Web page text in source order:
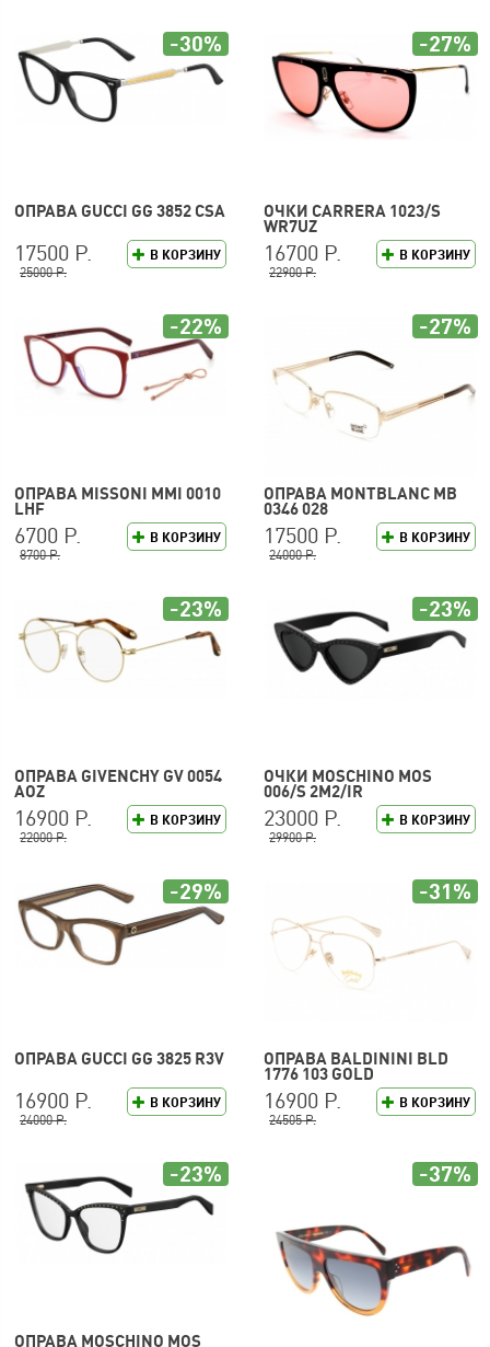
ОПРАВА GUCCI GG 3852 CSA
В КОРЗИНУ
17500 Р.
25000 Р.
-30%
ОЧКИ CARRERA 1023/S
WR7UZ
В КОРЗИНУ
16700 Р.
22900 Р.
-27%
ОПРАВА MISSONI MMI 0010
LHF
В КОРЗИНУ
6700 Р.
8700 Р.
-22%
ОПРАВА MONTBLANC MB
0346 028
В КОРЗИНУ
17500 Р.
24000 Р.
-27%
ОПРАВА GIVENCHY GV 0054
AOZ
В КОРЗИНУ
16900 Р.
22000 Р.
-23%
ОЧКИ MOSCHINO MOS
006/S 2M2/IR
В КОРЗИНУ
23000 Р.
29900 Р.
-23%
ОПРАВА GUCCI GG 3825 R3V
В КОРЗИНУ
16900 Р.
24000 Р.
-29%
ОПРАВА BALDININI BLD
1776 103 GOLD
В КОРЗИНУ
16900 Р.
24505 Р.
-31%
ОПРАВА MOSCHINO MOS
-23% -37%